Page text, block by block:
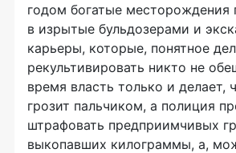
годом богатые месторождения
в изрытые бульдозерами и
карьеры, которые, понятное
рекультивировать никто не
время власть только и делает,
грозит пальчиком, а полиция
штрафовать предприимчивых
выкопавших килограммы, а,